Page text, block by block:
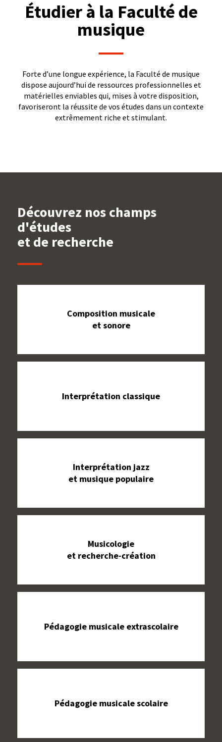
Étudier à la Faculté de
musique
Forte d’une longue expérience, la Faculté de musique
dispose aujourd’hui de ressources professionnelles et
matérielles enviables qui, mises à votre disposition,
favoriseront la réussite de vos études dans un contexte
extrêmement riche et stimulant.
Découvrez nos champs
d'études
et de recherche
Composition musicale
et sonore
Interprétation classique
Interprétation jazz
et musique populaire
Musicologie
et recherche-création
Pédagogie musicale extrascolaire
Pédagogie musicale scolaire